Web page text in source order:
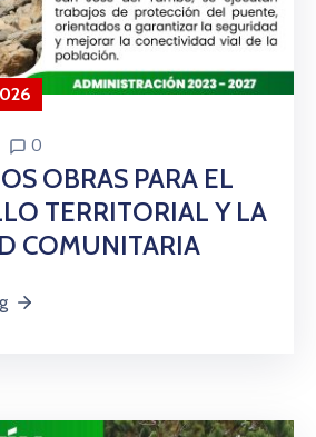
0
OBRAS PARA EL
TERRITORIAL Y LA
COMUNITARIA